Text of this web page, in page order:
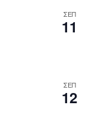
ΣΕΠ
11
ΣΕΠ
12